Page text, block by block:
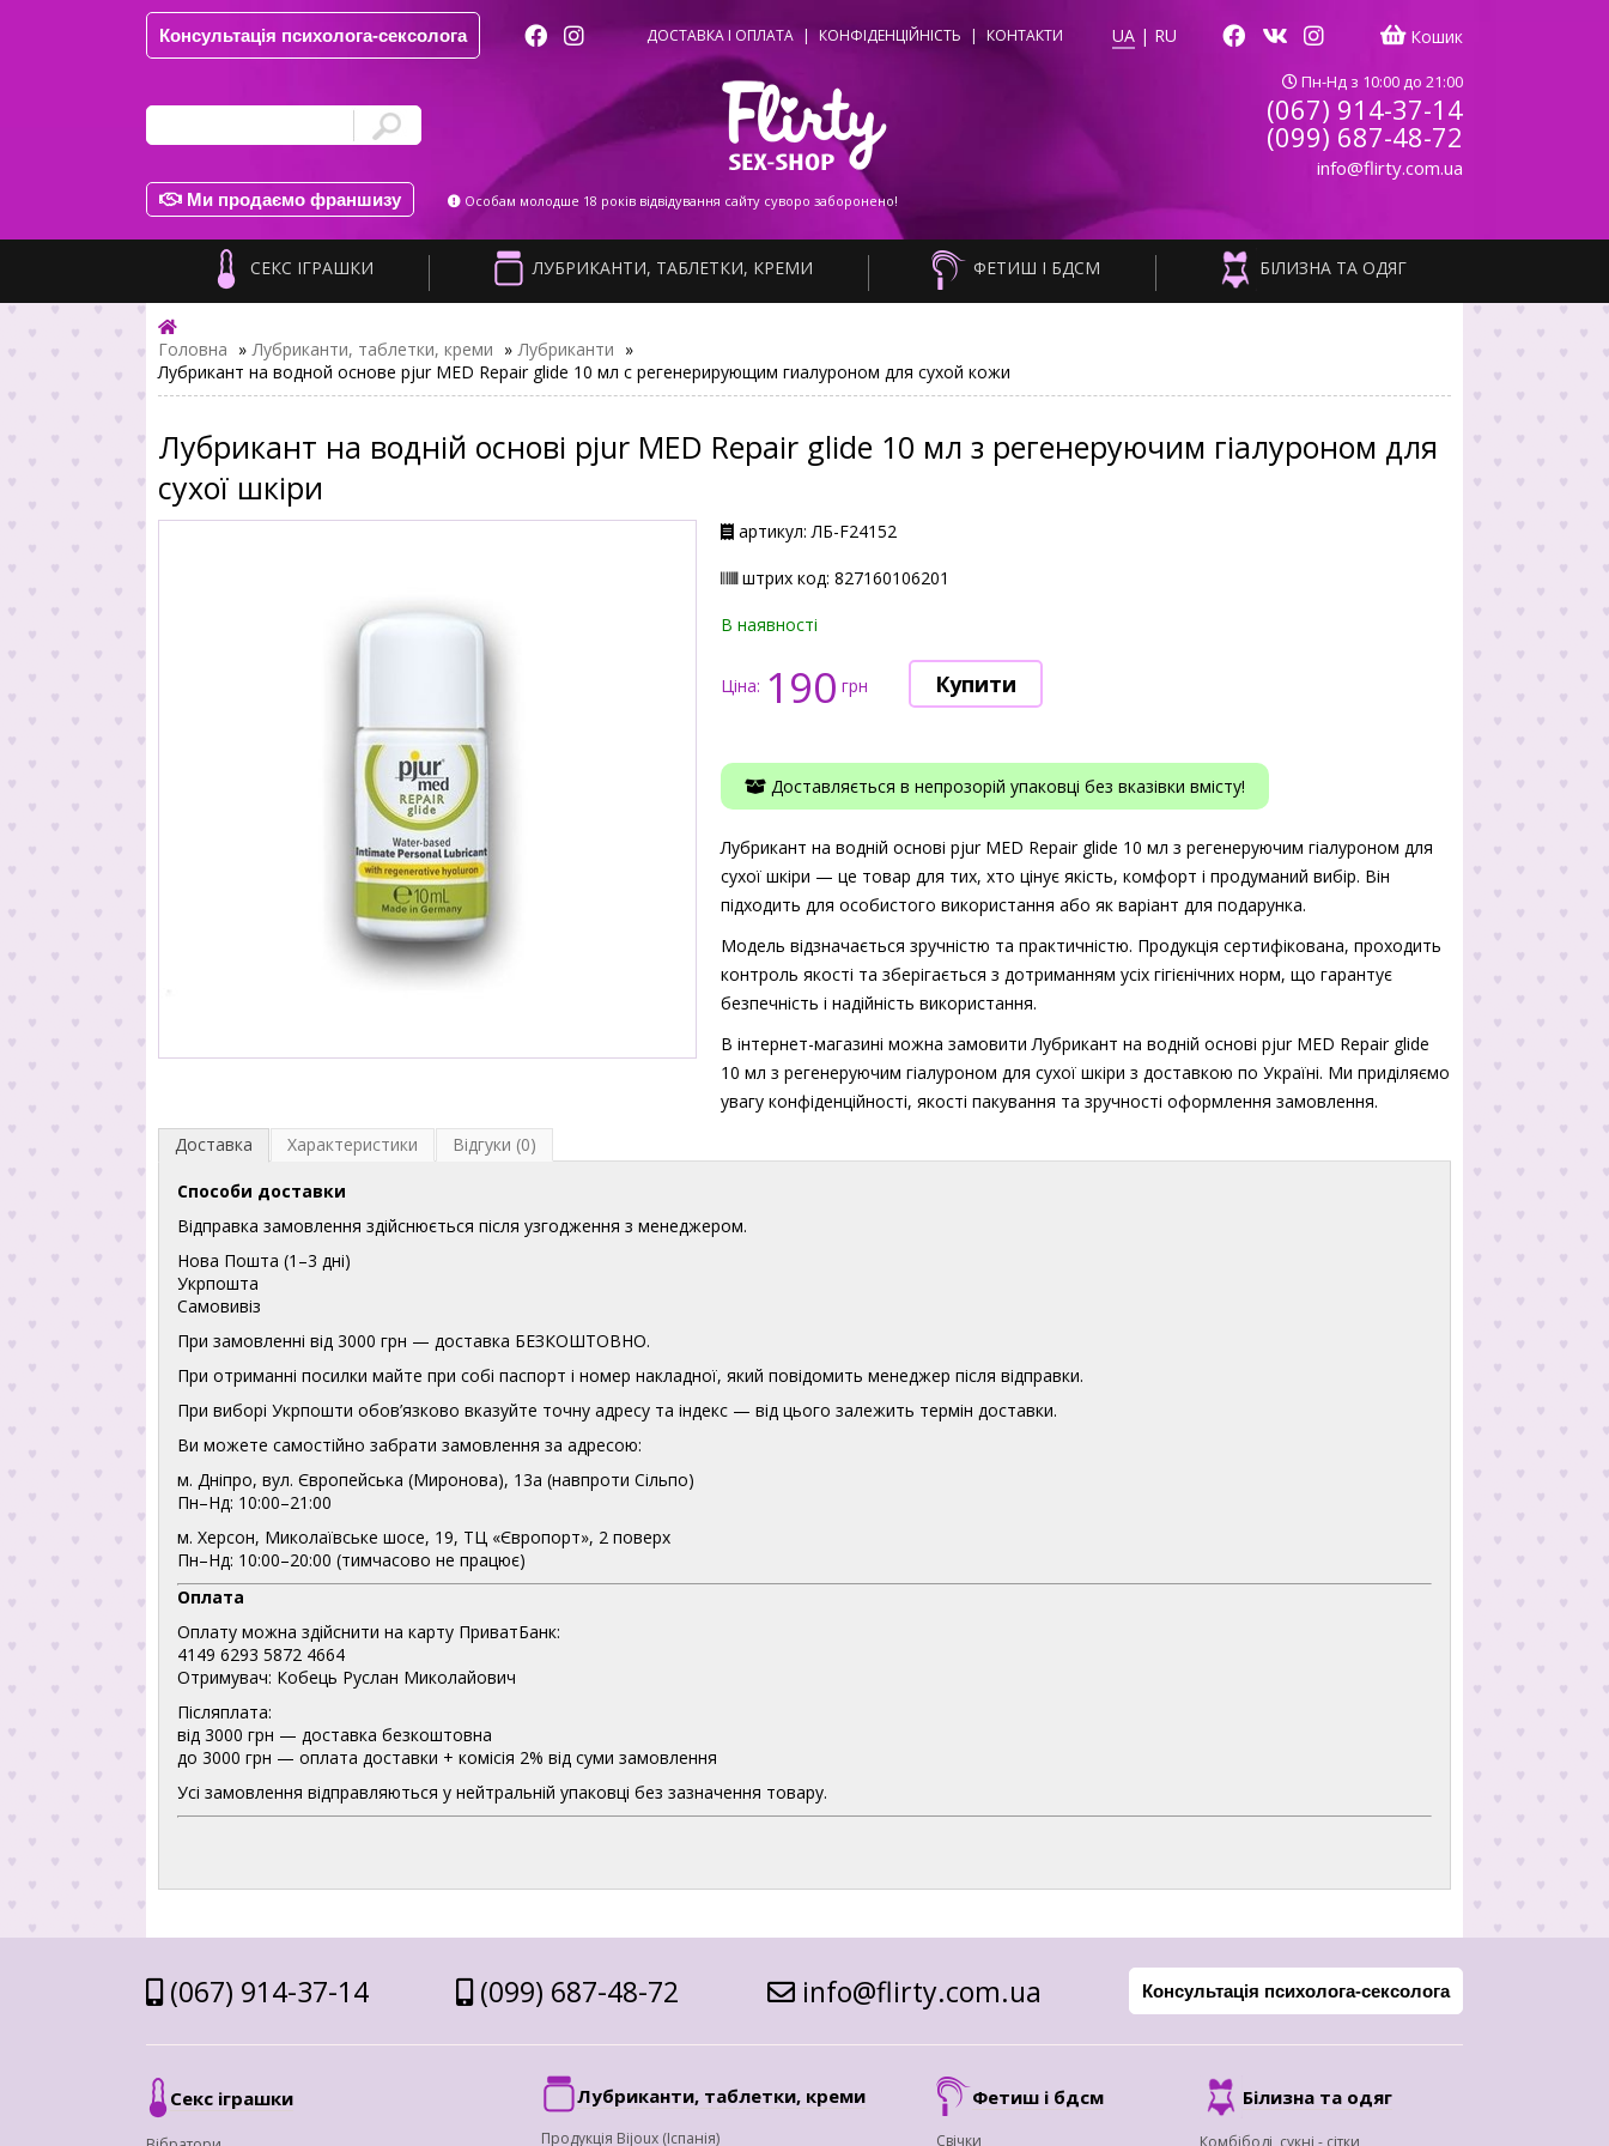
Консультація психолога-сексолога ДОСТАВКА І ОПЛАТА | КОНФІДЕНЦІЙНІСТЬ | КОНТАКТИ UA | RU Кошик
Пн-Нд з 10:00 до 21:00
(067) 914-37-14
(099) 687-48-72
info@flirty.com.ua
Ми продаємо франшизу Особам молодше 18 років відвідування сайту суворо заборонено!
СЕКС ІГРАШКИ ЛУБРИКАНТИ, ТАБЛЕТКИ, КРЕМИ ФЕТИШ І БДСМ БІЛИЗНА ТА ОДЯГ
Головна » Лубриканти, таблетки, креми » Лубриканти »
Лубрикант на водной основе pjur MED Repair glide 10 мл с регенерирующим гиалуроном для сухой кожи
Лубрикант на водній основі pjur MED Repair glide 10 мл з регенеруючим гіалуроном для
сухої шкіри
артикул: ЛБ-F24152
штрих код: 827160106201
В наявності
Ціна: 190 грн
Доставляється в непрозорій упаковці без вказівки вмісту!
Лубрикант на водній основі pjur MED Repair glide 10 мл з регенеруючим гіалуроном для
сухої шкіри — це товар для тих, хто цінує якість, комфорт і продуманий вибір. Він
підходить для особистого використання або як варіант для подарунка.
Модель відзначається зручністю та практичністю. Продукція сертифікована, проходить
контроль якості та зберігається з дотриманням усіх гігієнічних норм, що гарантує
безпечність і надійність використання.
В інтернет-магазині можна замовити Лубрикант на водній основі pjur MED Repair glide
10 мл з регенеруючим гіалуроном для сухої шкіри з доставкою по Україні. Ми приділяємо
увагу конфіденційності, якості пакування та зручності оформлення замовлення.
Доставка
Характеристики Відгуки (0)
Способи доставки
Відправка замовлення здійснюється після узгодження з менеджером.
Нова Пошта (1–3 дні)
Укрпошта
Самовивіз
При замовленні від 3000 грн — доставка БЕЗКОШТОВНО.
При отриманні посилки майте при собі паспорт і номер накладної, який повідомить менеджер після відправки.
При виборі Укрпошти обов’язково вказуйте точну адресу та індекс — від цього залежить термін доставки.
Ви можете самостійно забрати замовлення за адресою:
м. Дніпро, вул. Європейська (Миронова), 13а (навпроти Сільпо)
Пн–Нд: 10:00–21:00
м. Херсон, Миколаївське шосе, 19, ТЦ «Європорт», 2 поверх
Пн–Нд: 10:00–20:00 (тимчасово не працює)
Оплата
Оплату можна здійснити на карту ПриватБанк:
4149 6293 5872 4664
Отримувач: Кобець Руслан Миколайович
Післяплата:
від 3000 грн — доставка безкоштовна
до 3000 грн — оплата доставки + комісія 2% від суми замовлення
Усі замовлення відправляються у нейтральній упаковці без зазначення товару.
(067) 914-37-14 (099) 687-48-72 info@flirty.com.ua Консультація психолога-сексолога
Секс іграшки Лубриканти, таблетки, креми
Продукція Bijoux (Іспанія)
Фетиш і бдсм
Свічки
Білизна та одяг
Комбібоді, сукні - сітки